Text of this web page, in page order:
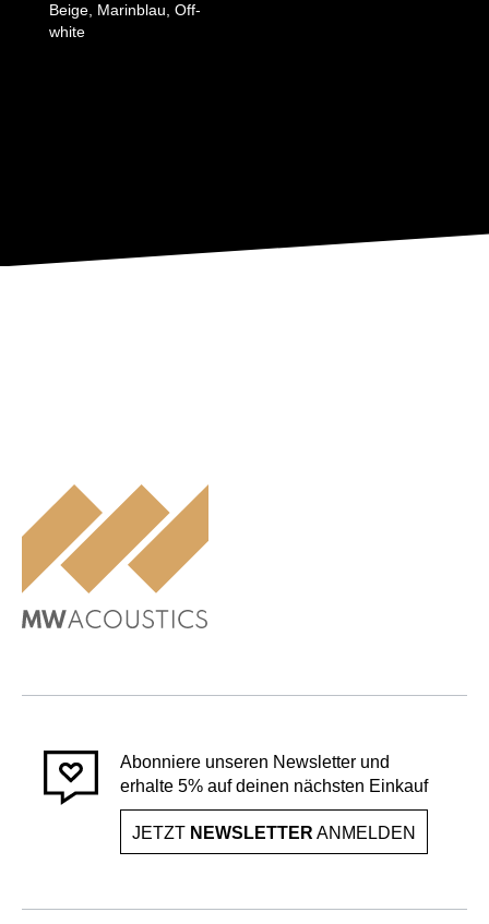
Beige, Marinblau, Off-
white
Abonniere unseren Newsletter und
erhalte 5% auf deinen nächsten Einkauf
JETZT NEWSLETTER ANMELDEN